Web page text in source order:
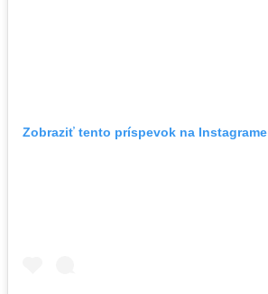
Zobraziť tento príspevok na Instagrame